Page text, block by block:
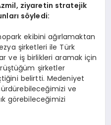
ziyaretin stratejik
söyledi:
ekibini ağırlamaktan
şirketleri ile Türk
ve iş birlikleri aramak için
şirketler
belirtti. Medeniyet
ve
görebileceğimizi